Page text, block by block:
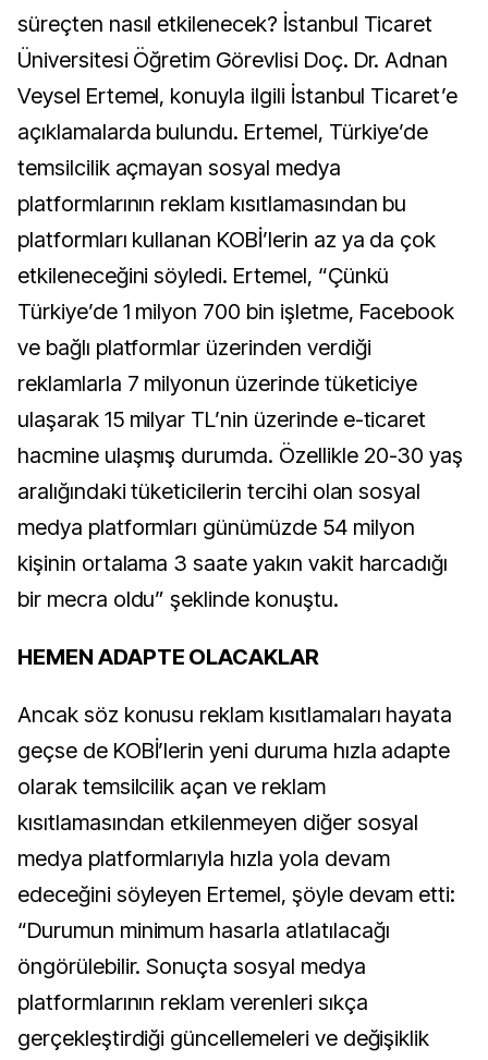
süreçten nasıl etkilenecek? İstanbul Ticaret
Üniversitesi Öğretim Görevlisi Doç. Dr. Adnan
Veysel Ertemel, konuyla ilgili İstanbul Ticaret’e
açıklamalarda bulundu. Ertemel, Türkiye’de
temsilcilik açmayan sosyal medya
platformlarının reklam kısıtlamasından bu
platformları kullanan KOBİ’lerin az ya da çok
etkileneceğini söyledi. Ertemel, “Çünkü
Türkiye’de 1 milyon 700 bin işletme, Facebook
ve bağlı platformlar üzerinden verdiği
reklamlarla 7 milyonun üzerinde tüketiciye
ulaşarak 15 milyar TL’nin üzerinde e-ticaret
hacmine ulaşmış durumda. Özellikle 20-30 yaş
aralığındaki tüketicilerin tercihi olan sosyal
medya platformları günümüzde 54 milyon
kişinin ortalama 3 saate yakın vakit harcadığı
bir mecra oldu” şeklinde konuştu.
HEMEN ADAPTE OLACAKLAR
Ancak söz konusu reklam kısıtlamaları hayata
geçse de KOBİ’lerin yeni duruma hızla adapte
olarak temsilcilik açan ve reklam
kısıtlamasından etkilenmeyen diğer sosyal
medya platformlarıyla hızla yola devam
edeceğini söyleyen Ertemel, şöyle devam etti:
“Durumun minimum hasarla atlatılacağı
öngörülebilir. Sonuçta sosyal medya
platformlarının reklam verenleri sıkça
gerçekleştirdiği güncellemeleri ve değişiklik